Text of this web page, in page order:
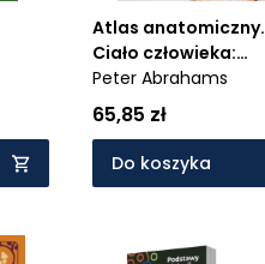
Atlas anatomiczny.
Ciało człowieka:
budowa i
funkcjonowanie
Peter Abrahams
65,85 zł
Do koszyka